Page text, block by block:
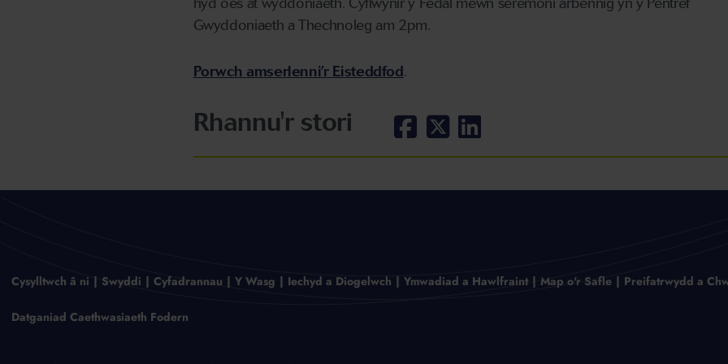
Gwyddoniaeth a Thechnoleg am 2pm.
Porwch amserlenni’r Eisteddfod.
Rhannu'r stori
Cysylltwch â ni Swyddi Cyfadrannau Y Wasg Iechyd a Diogelwch Ymwadiad a Hawlfraint Map o'r Safle Preifatrwydd a
Datganiad Caethwasiaeth Fodern